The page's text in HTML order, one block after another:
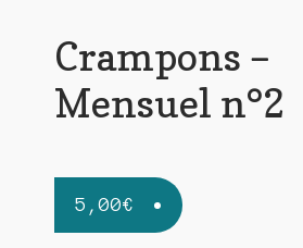
Crampons –
Mensuel n°2
5,00€